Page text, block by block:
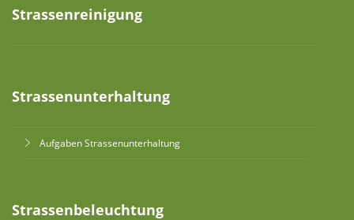
Strassenreinigung
Strassenunterhaltung
Aufgaben Strassenunterhaltung
Strassenbeleuchtung